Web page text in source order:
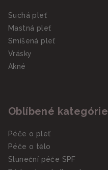
Suchá pleť
Mastná pleť
Smíšená pleť
Vrásky
Akné
Oblíbené kategórie
Péče o pleť
Péče o tělo
Sluneční péče SPF